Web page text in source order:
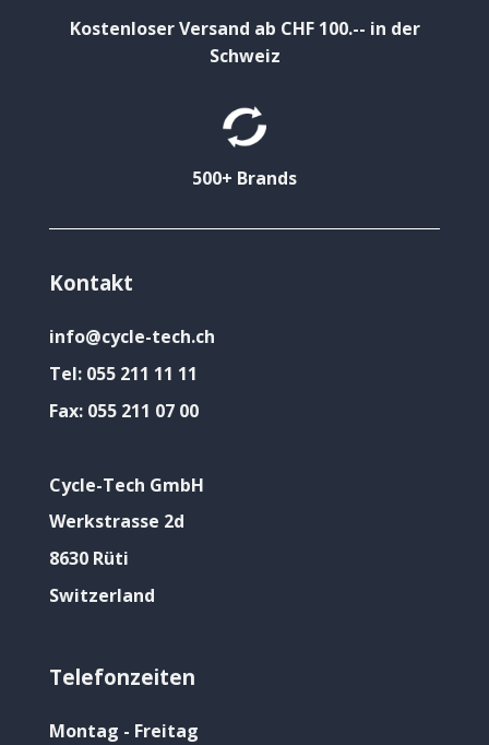
Kostenloser Versand ab CHF 100.-- in der
Schweiz
500+ Brands
Kontakt
info@cycle-tech.ch
Tel: 055 211 11 11
Fax: 055 211 07 00
Cycle-Tech GmbH
Werkstrasse 2d
8630 Rüti
Switzerland
Telefonzeiten
Montag - Freitag